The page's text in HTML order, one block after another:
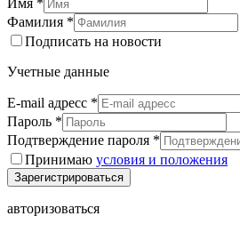
Имя *
Фамилия *
Подписать на новости
Учетные данные
E-mail адресс *
Пароль *
Подтверждение пароля *
Принимаю условия и положения
Зарегистрироваться
авторизоваться